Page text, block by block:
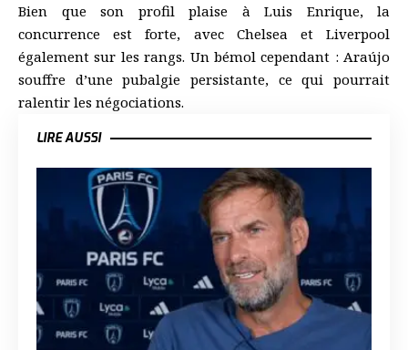
Bien que son profil plaise à Luis Enrique, la
concurrence est forte, avec Chelsea et Liverpool
également sur les rangs. Un bémol cependant : Araújo
souffre d’une pubalgie persistante, ce qui pourrait
ralentir les négociations.
LIRE AUSSI